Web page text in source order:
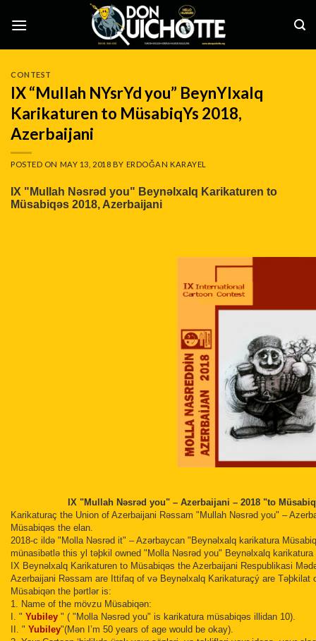
CONTEST
IX “Mullah NYsrYd you” BeynYlxalq
Karikaturen to MüsabiqYs 2018,
Azerbaijani
POSTED ON MAY 13, 2018 BY ERDOĞAN KARAYEL
IX "Mullah Nəsrəd you" Beynəlxalq Karikaturen to
Müsabiqəs 2018, Azerbaijani
IX "Mullah Nəsrəd you" – Azerbaijani – 2018 "to
Karikaturaç the Union of Azerbaijani Rəssam "Mullah Nəsrəd you" –
Müsabiqəs the elan.
2018-c ildə "Molla Nəsrəd it" – Azərbaycan "Beynəlxalq karikatura
münasibətlə this yl təþkil owned "Molla Nəsrəd you" Beynəlxalq
IX Beynəlxalq Karikaturen to Müsabiqəs the Azerbaijani Respublikasi
Azerbaijani Rəssam are Ittifaq of və Beynəlxalq Karikaturaçý are
Müsabiqən the þərtlər is:
1. Name of the mövzu Müsabiqən:
I. " Yubiley " ( "Molla Nəsrəd you" is karikatura müsabiqəs illidan 10).
" Yubiley"(Mən I’m 50 years of age would be okay).